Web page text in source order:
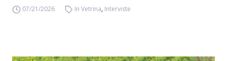
07/21/2026 In Vetrina, Interviste